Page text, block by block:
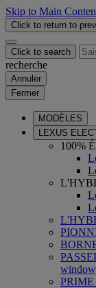
Skip to Main
Click to return to
Click to search
recherche
Annuler
Fermer
MODÈLES
LEXUS
100%
PRIME